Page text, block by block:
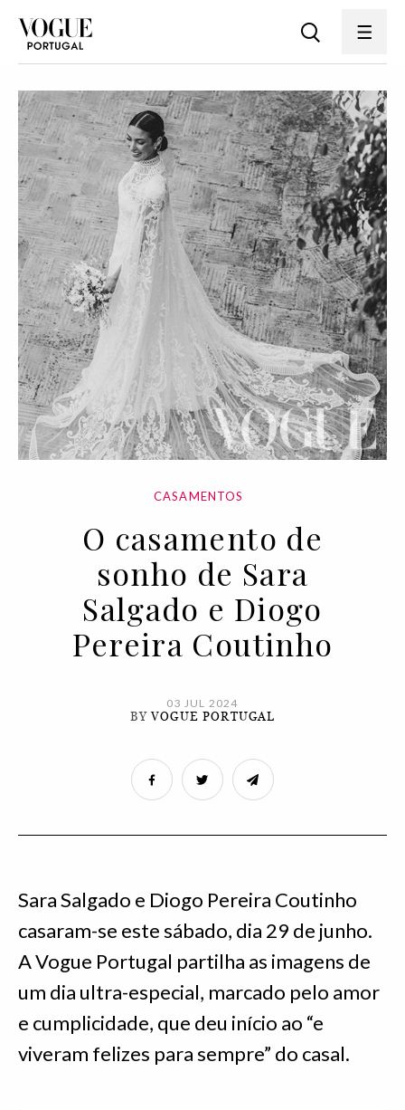
CASAMENTOS
O casamento de
sonho de Sara
Salgado e Diogo
Pereira Coutinho
03 JUL 2024
BYVOGUE PORTUGAL
Sara Salgado e Diogo Pereira Coutinho
casaram-se este sábado, dia 29 de junho.
A Vogue Portugal partilha as imagens de
um dia ultra-especial, marcado pelo amor
e cumplicidade, que deu início ao “e
viveram felizes para sempre” do casal.